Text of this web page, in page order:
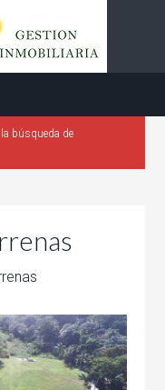
búsqueda de